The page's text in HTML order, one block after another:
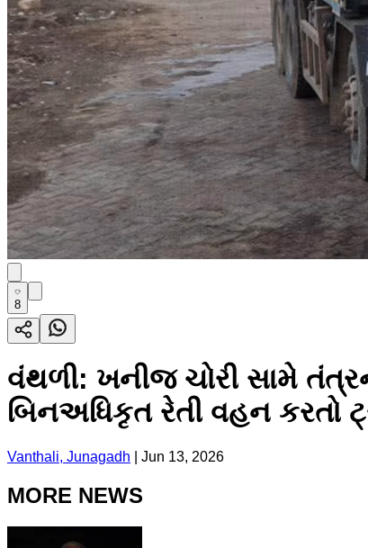
8
વંથળી: ખનીજ ચોરી સામે
બિનઅધિકૃત રેતી વહન કરતો
Vanthali, Junagadh Jun 13, 2026
MORE NEWS